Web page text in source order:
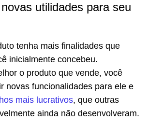
utilidades para seu
tenha mais finalidades que
inicialmente concebeu.
o produto que vende, você
novas funcionalidades para ele e
mais lucrativos, que outras
ainda não desenvolveram.